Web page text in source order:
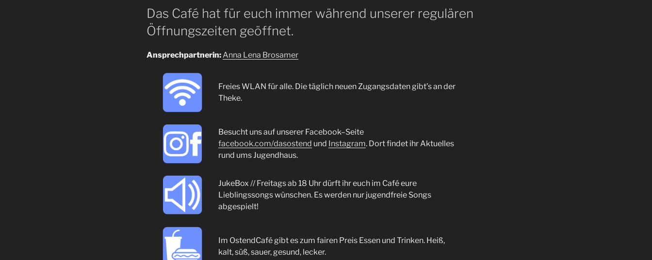
Das Café hat für euch immer während unserer regulären
Öffnungszeiten geöffnet.
Ansprechpartnerin: Anna Lena Brosamer
Freies WLAN für alle. Die täglich neuen Zugangsdaten gibt’s an der
Theke.
Besucht uns auf unserer Facebook–Seite
facebook.com/dasostend und Instagram. Dort findet ihr Aktuelles
rund ums Jugendhaus.
JukeBox // Freitags ab 18 Uhr dürft ihr euch im Café eure
Lieblingssongs wünschen. Es werden nur jugendfreie Songs
abgespielt!
Im OstendCafé gibt es zum fairen Preis Essen und Trinken. Heiß,
kalt, süß, sauer, gesund, lecker.